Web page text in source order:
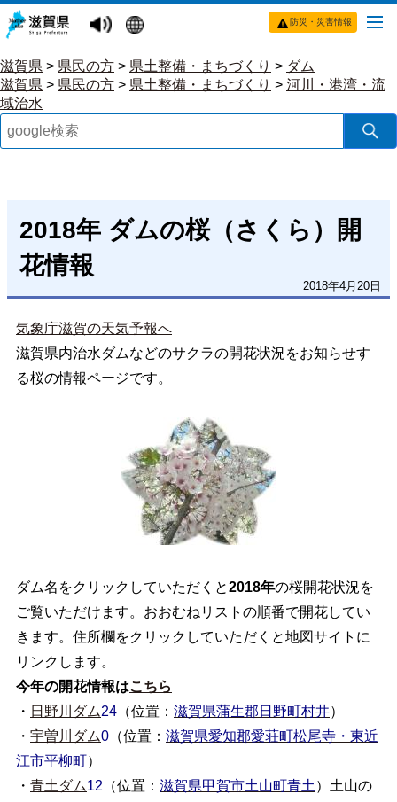
防災・災害情報
滋賀県 > 県民の方 > 県土整備・まちづくり > ダム
滋賀県 > 県民の方 > 県土整備・まちづくり > 河川・港湾・流
域治水
2018年 ダムの桜（さくら）開
花情報
2018年4月20日
気象庁滋賀の天気予報へ
滋賀県内治水ダムなどのサクラの開花状況をお知らせす
る桜の情報ページです。
ダム名をクリックしていただくと2018年の桜開花状況を
ご覧いただけます。おおむねリストの順番で開花してい
きます。住所欄をクリックしていただくと地図サイトに
リンクします。
今年の開花情報はこちら
・ 日野川ダム24 （位置： 滋賀県蒲生郡日野町村井）
・ 宇曽川ダム0 （位置： 滋賀県愛知郡愛荘町松尾寺・東近
江市平柳町）
・ 青土ダム12 （位置： 滋賀県甲賀市土山町青土 ）土山の